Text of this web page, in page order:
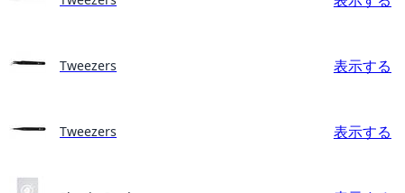
Tweezers 表示する
Tweezers 表示する